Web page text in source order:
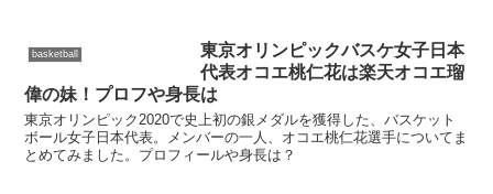
basketball
東京オリンピックバスケ女子日本
代表オコエ桃仁花は楽天オコエ瑠
偉の妹！プロフや身長は
東京オリンピック2020で史上初の銀メダルを獲得した、バスケット
ボール女子日本代表。メンバーの一人、オコエ桃仁花選手についてま
とめてみました。プロフィールや身長は？